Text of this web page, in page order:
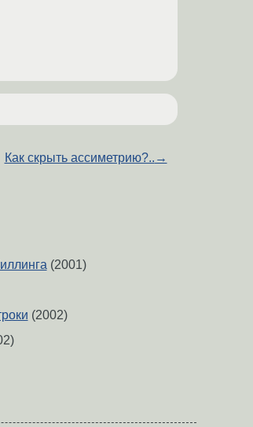
Как скрыть ассиметрию?.. →
(2001)
(2002)